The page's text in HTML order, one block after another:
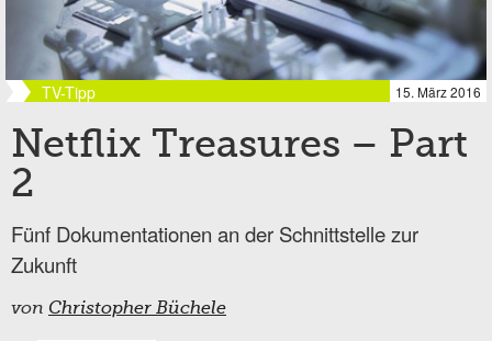
TV-Tipp 15. März 2016
Netflix Treasures – Part
2
Fünf Dokumentationen an der Schnittstelle zur
Zukunft
von Christopher Büchele